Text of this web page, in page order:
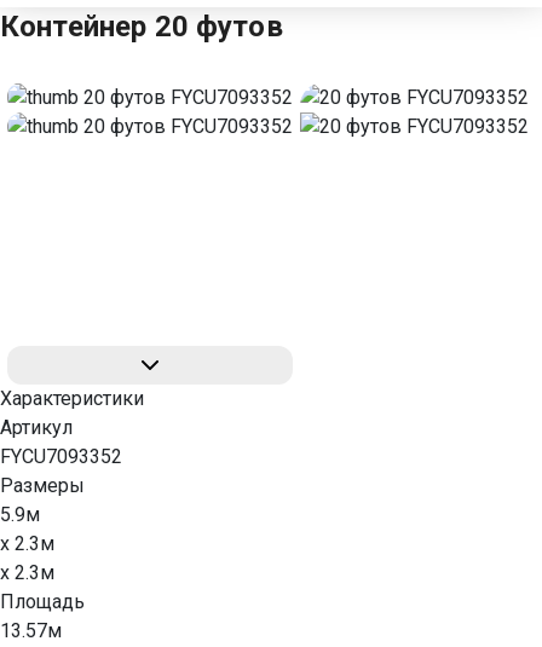
Контейнер 20 футов
Характеристики
Артикул
FYCU7093352
Размеры
5.9м
x 2.3м
x 2.3м
Площадь
13.57м